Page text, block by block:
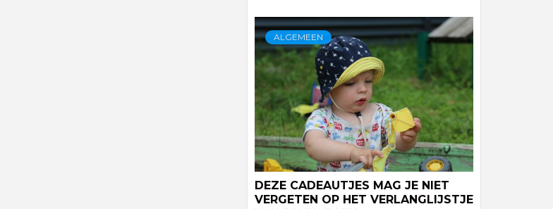
ALGEMEEN
DEZE CADEAUTJES MAG JE NIET
VERGETEN OP HET VERLANGLIJSTJE